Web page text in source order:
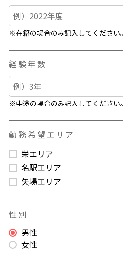
※在籍の場合のみ記入してください。
経験年数
※中途の場合のみ記入してください。
勤務希望エリア
栄エリア
名駅エリア
矢場エリア
性別
男性
女性